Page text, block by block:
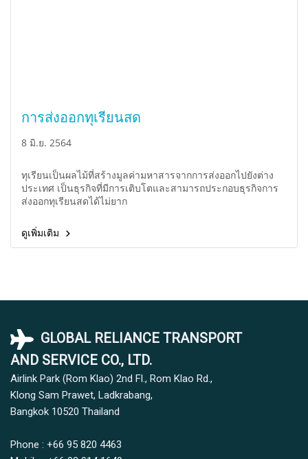
การส่งออกทุเรียนสด
8 มิ.ย. 2564
ทุเรียนเป็นผลไม้ที่สร้างมูลค่ามหาสารจากการส่งออกไปยังต่าง
ประเทศ เป็นธุรกิจที่มีการเติบโตและสามารถประกอบธุรกิจการ
ส่งออกทุเรียนสดได้ไม่ยาก
ดูเพิ่มเติม
GLOBAL RELIANCE TRANSPORT
AND SERVICE CO., LTD.
Airlink Park (Rom Klao) 2nd Fl., Rom Klao Rd.,
Klong Sam Prawet, Ladkrabang,
Bangkok 10520 Thailand
Phone : +66 95 820 4463